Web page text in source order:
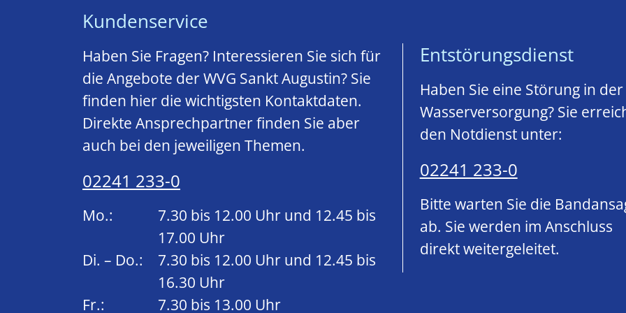
Kundenservice
Haben Sie Fragen? Interessieren Sie sich für
die Angebote der WVG Sankt Augustin? Sie
finden hier die wichtigsten Kontaktdaten.
Direkte Ansprechpartner finden Sie aber
auch bei den jeweiligen Themen.
02241 233-0
Mo.:
7.30 bis 12.00 Uhr und 12.45 bis
17.00 Uhr
Di. – Do.:
7.30 bis 12.00 Uhr und 12.45 bis
16.30 Uhr
Fr.:
7.30 bis 13.00 Uhr
Entstörungsdienst
Haben Sie eine Störung in der
Wasserversorgung? Sie
den Notdienst unter:
02241 233-0
Bitte warten Sie die
ab. Sie werden im Anschluss
direkt weitergeleitet.